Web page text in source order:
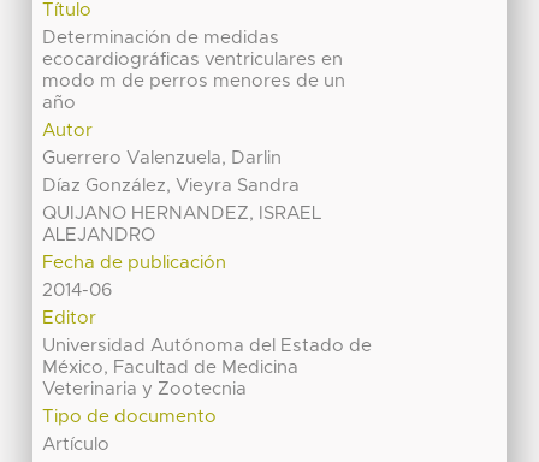
Título
Determinación de medidas
ecocardiográficas ventriculares en
modo m de perros menores de un
año
Autor
Guerrero Valenzuela, Darlin
Díaz González, Vieyra Sandra
QUIJANO HERNANDEZ, ISRAEL
ALEJANDRO
Fecha de publicación
2014-06
Editor
Universidad Autónoma del Estado de
México, Facultad de Medicina
Veterinaria y Zootecnia
Tipo de documento
Artículo